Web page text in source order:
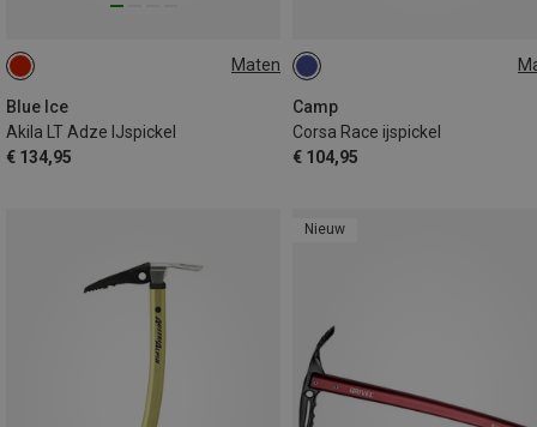
Maten
Blue Ice
Akila LT Adze IJspickel
€ 134,95
42CM
Camp
Corsa Race ijspickel
€ 104,95
50CM
Nieuw